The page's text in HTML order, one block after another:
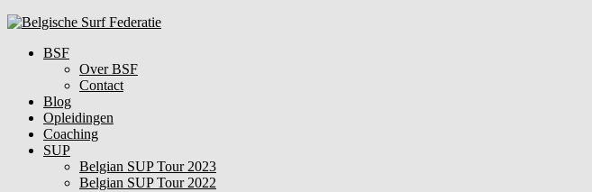
BSF
Over BSF
Contact
Blog
Opleidingen
Coaching
SUP
Belgian SUP Tour 2023
Belgian SUP Tour 2022